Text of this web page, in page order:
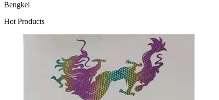
Bengkel
Hot Products